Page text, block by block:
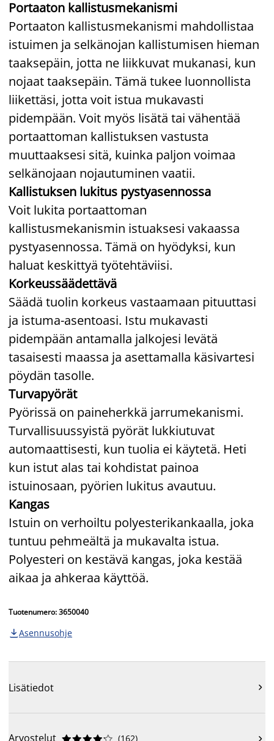
Portaaton kallistusmekanismi
Portaaton kallistusmekanismi mahdollistaa
istuimen ja selkänojan kallistumisen hieman
taaksepäin, jotta ne liikkuvat mukanasi, kun
nojaat taaksepäin. Tämä tukee luonnollista
liikettäsi, jotta voit istua mukavasti
pidempään. Voit myös lisätä tai vähentää
portaattoman kallistuksen vastusta
muuttaaksesi sitä, kuinka paljon voimaa
selkänojaan nojautuminen vaatii.
Kallistuksen lukitus pystyasennossa
Voit lukita portaattoman
kallistusmekanismin istuaksesi vakaassa
pystyasennossa. Tämä on hyödyksi, kun
haluat keskittyä työtehtäviisi.
Korkeussäädettävä
Säädä tuolin korkeus vastaamaan pituuttasi
ja istuma-asentoasi. Istu mukavasti
pidempään antamalla jalkojesi levätä
tasaisesti maassa ja asettamalla käsivartesi
pöydän tasolle.
Turvapyörät
Pyörissä on paineherkkä jarrumekanismi.
Turvallisuussyistä pyörät lukkiutuvat
automaattisesti, kun tuolia ei käytetä. Heti
kun istut alas tai kohdistat painoa
istuinosaan, pyörien lukitus avautuu.
Kangas
Istuin on verhoiltu polyesterikankaalla, joka
tuntuu pehmeältä ja mukavalta istua.
Polyesteri on kestävä kangas, joka kestää
aikaa ja ahkeraa käyttöä.
Tuotenumero: 3650040
 Asennusohje
Lisätiedot 
Arvostelut 




 (162) 